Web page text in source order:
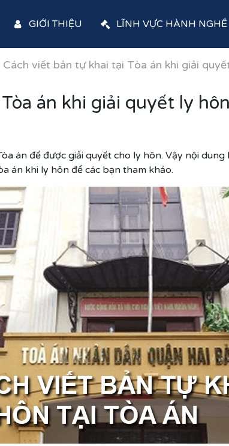
GIỚI THIỆU LĨNH VỰC HÀNH NGHỀ
Cách viết bản tự khai tại Tòa án khi giải
án khi giải quyết ly hôn
án để được giải quyết cho ly hôn. Vậy nội
án khi ly hôn để các bạn tham khảo.